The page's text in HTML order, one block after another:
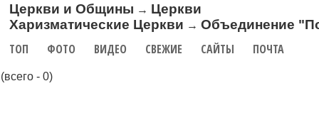
Церкви и Общины → Церкви
Харизматические Церкви →Объединение
ТОП ФОТО ВИДЕО СВЕЖИЕ САЙТЫ ПОЧТА
(всего - 0)